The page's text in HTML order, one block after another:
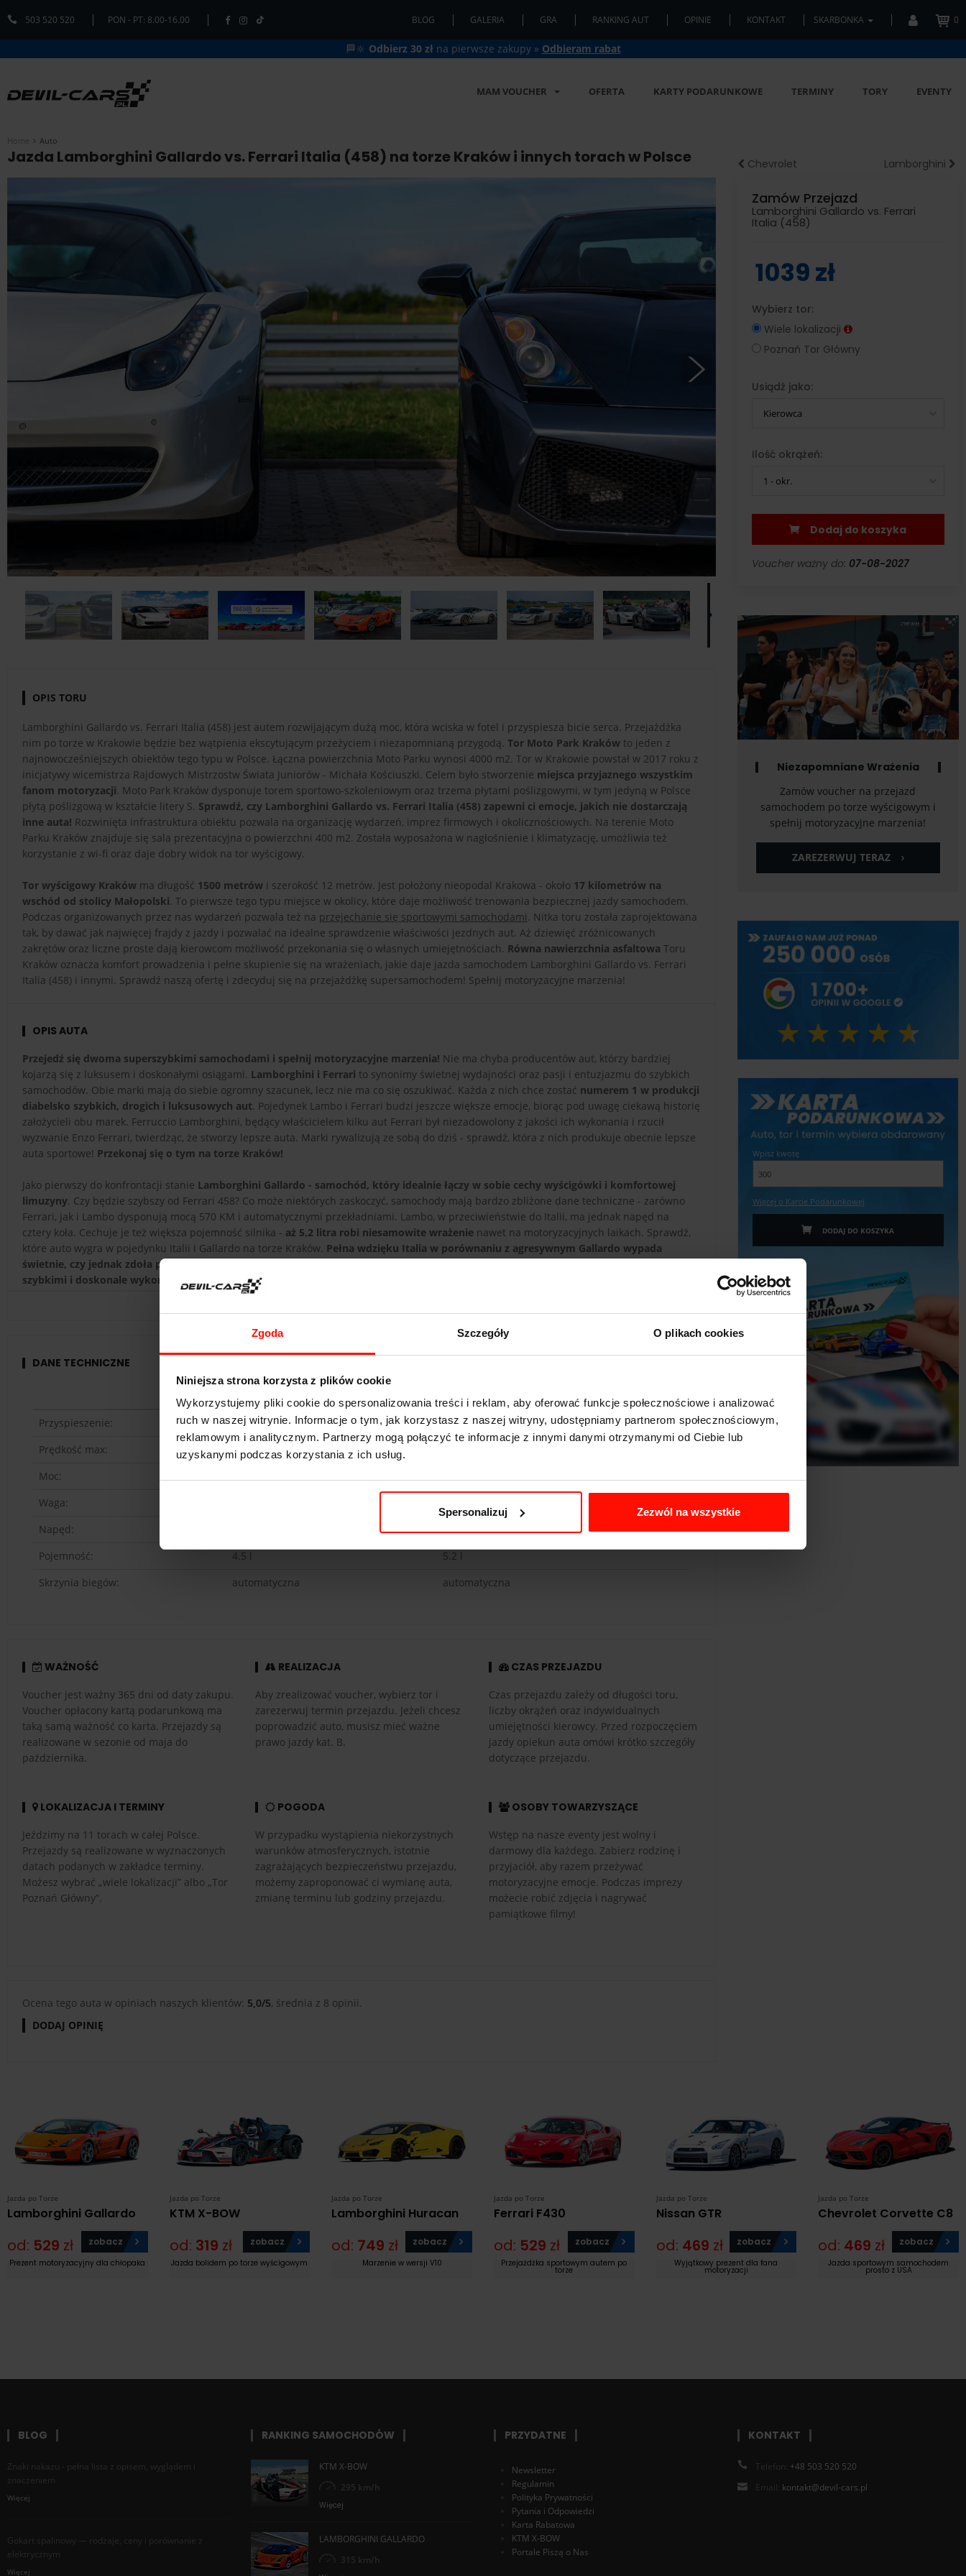
Zgoda Szczegóły O plikach cookies
Niniejsza strona korzysta z plików cookie
Wykorzystujemy pliki cookie do spersonalizowania treści i reklam, aby oferować funkcje społecznościowe i analizować
ruch w naszej witrynie. Informacje o tym, jak korzystasz z naszej witryny, udostępniamy partnerom społecznościowym,
reklamowym i analitycznym. Partnerzy mogą połączyć te informacje z innymi danymi otrzymanymi od Ciebie lub
uzyskanymi podczas korzystania z ich usług.
Spersonalizuj Zezwól na wszystkie
503 520 520 PON - PT: 8.00-16.00 BLOG GALERIA GRA RANKING AUT OPINIE KONTAKT SKARBONKA 0
🏁🔆 Odbierz 30 zł na pierwsze zakupy » Odbieram rabat
MAM VOUCHER OFERTA KARTY PODARUNKOWE TERMINY TORY EVENTY
Home Auto
Jazda Lamborghini Gallardo vs. Ferrari Italia (458) na torze Kraków i innych torach w Polsce
OPIS TORU
Lamborghini Gallardo vs. Ferrari Italia (458) jest autem rozwijającym dużą moc, która wciska w fotel i przyspiesza bicie serca. Przejażdżka
nim po torze w Krakowie będzie bez wątpienia ekscytującym przeżyciem i niezapomnianą przygodą. Tor Moto Park Kraków to jeden z
najnowocześniejszych obiektów tego typu w Polsce. Łączna powierzchnia Moto Parku wynosi 4000 m2. Tor w Krakowie powstał w 2017 roku z
inicjatywy wicemistrza Rajdowych Mistrzostw Świata Juniorów - Michała Kościuszki. Celem było stworzenie miejsca przyjaznego wszystkim
fanom motoryzacji. Moto Park Kraków dysponuje torem sportowo-szkoleniowym oraz trzema płytami poślizgowymi, w tym jedyną w Polsce
płytą poślizgową w kształcie litery S. Sprawdź, czy Lamborghini Gallardo vs. Ferrari Italia (458) zapewni ci emocje, jakich nie dostarczają
inne auta! Rozwinięta infrastruktura obiektu pozwala na organizację wydarzeń, imprez firmowych i okolicznościowych. Na terenie Moto
Parku Kraków znajduje się sala prezentacyjna o powierzchni 400 m2. Została wyposażona w nagłośnienie i klimatyzację, umożliwia też
korzystanie z wi-fi oraz daje dobry widok na tor wyścigowy.
Tor wyścigowy Kraków ma długość 1500 metrów i szerokość 12 metrów. Jest położony nieopodal Krakowa - około 17 kilometrów na
wschód od stolicy Małopolski. To pierwsze tego typu miejsce w okolicy, które daje możliwość trenowania bezpiecznej jazdy samochodem.
Podczas organizowanych przez nas wydarzeń pozwala też na przejechanie się sportowymi samochodami. Nitka toru została zaprojektowana
tak, by dawać jak najwięcej frajdy z jazdy i pozwalać na idealne sprawdzenie właściwości jezdnych aut. Aż dziewięć zróżnicowanych
zakrętów oraz liczne proste dają kierowcom możliwość przekonania się o własnych umiejętnościach. Równa nawierzchnia asfaltowa Toru
Kraków oznacza komfort prowadzenia i pełne skupienie się na wrażeniach, jakie daje jazda samochodem Lamborghini Gallardo vs. Ferrari
Italia (458) i innymi. Sprawdź naszą ofertę i zdecyduj się na przejażdżkę supersamochodem! Spełnij motoryzacyjne marzenia!
OPIS AUTA
Przejedź się dwoma superszybkimi samochodami i spełnij motoryzacyjne marzenia! Nie ma chyba producentów aut, którzy bardziej
kojarzą się z luksusem i doskonałymi osiągami. Lamborghini i Ferrari to synonimy świetnej wydajności oraz pasji i entuzjazmu do szybkich
samochodów. Obie marki mają do siebie ogromny szacunek, lecz nie ma co się oszukiwać. Każda z nich chce zostać numerem 1 w produkcji
diabelsko szybkich, drogich i luksusowych aut. Pojedynek Lambo i Ferrari budzi jeszcze większe emocje, biorąc pod uwagę ciekawą historię
założycieli obu marek. Ferruccio Lamborghini, będący właścicielem kilku aut Ferrari był niezadowolony z jakości ich wykonania i rzucił
wyzwanie Enzo Ferrari, twierdząc, że stworzy lepsze auta. Marki rywalizują ze sobą do dziś - sprawdź, która z nich produkuje obecnie lepsze
auta sportowe! Przekonaj się o tym na torze Kraków!
Jako pierwszy do konfrontacji stanie Lamborghini Gallardo - samochód, który idealnie łączy w sobie cechy wyścigówki i komfortowej
limuzyny. Czy będzie szybszy od Ferrari 458? Co może niektórych zaskoczyć, samochody mają bardzo zbliżone dane techniczne - zarówno
Ferrari, jak i Lambo dysponują mocą 570 KM i automatycznymi przekładniami. Lambo, w przeciwieństwie do Italii, ma jednak napęd na
cztery koła. Cechuje je też większa pojemność silnika - aż 5,2 litra robi niesamowite wrażenie nawet na motoryzacyjnych laikach. Sprawdź,
które auto wygra w pojedynku Italii i Gallardo na torze Kraków. Pełna wdzięku Italia w porównaniu z agresywnym Gallardo wypada
świetnie, czy jednak zdoła przekonać cię, że jest lepsza? Przekonaj się sam o tym, jak wiele frajdy da ci jazda tymi dwoma ekstremalnie
szybkimi i doskonale wykonanymi autami!
Jazdę Ferrari i Lamborghini możesz też podarować najbliższej osobie w formie vouchera
DANE TECHNICZNE
Przyspieszenie:
3.5 s do 100 km/h 3.4 s do 100 km/h
Prędkość max:
325 km/h
Moc:
Waga:
Napęd:
4x4
Pojemność:
4.5 l
5.2 l
Skrzynia biegów:
automatyczna automatyczna
WAŻNOŚĆ
Voucher jest ważny 365 dni od daty zakupu.
Voucher opłacony kartą podarunkową ma
taką samą ważność co karta. Przejazdy są
realizowane w sezonie od maja do
października.
REALIZACJA
Aby zrealizować voucher, wybierz tor i
zarezerwuj termin przejazdu. Jeżeli chcesz
poprowadzić auto, musisz mieć ważne
prawo jazdy kat. B.
CZAS PRZEJAZDU
Czas przejazdu zależy od długości toru,
liczby okrążeń oraz indywidualnych
umiejętności kierowcy. Przed rozpoczęciem
jazdy opiekun auta omówi krótko szczegóły
dotyczące przejazdu.
LOKALIZACJA I TERMINY
Jeździmy na 11 torach w całej Polsce.
Przejazdy są realizowane w wyznaczonych
datach podanych w zakładce terminy.
Możesz wybrać „wiele lokalizacji” albo „Tor
Poznań Główny”.
POGODA
W przypadku wystąpienia niekorzystnych
warunków atmosferycznych, istotnie
zagrażających bezpieczeństwu przejazdu,
możemy zaproponować ci wymianę auta,
zmianę terminu lub godziny przejazdu.
OSOBY TOWARZYSZĄCE
Wstęp na nasze eventy jest wolny i
darmowy dla każdego. Zabierz rodzinę i
przyjaciół, aby razem przeżywać
motoryzacyjne emocje. Podczas imprezy
możecie robić zdjęcia i nagrywać
pamiątkowe filmy!
Ocena tego auta w opiniach naszych klientów: 5,0/5, średnia z 8 opinii.
DODAJ OPINIĘ
Chevrolet Lamborghini
Zamów Przejazd
Lamborghini Gallardo vs. Ferrari
Italia (458)
1039 zł
Wybierz tor:
Wiele lokalizacji
Poznań Tor Główny
Usiądź jako:
Kierowca
Ilość okrążeń:
1 - okr.
Dodaj do koszyka
Voucher ważny do: 07-08-2027
Niezapomniane Wrażenia
Zamów voucher na przejazd
samochodem po torze wyścigowym i
spełnij motoryzacyjne marzenia!
ZAREZERWUJ TERAZ
Wpisz kwotę
Więcej o Karcie Podarunkowej
DODAJ DO KOSZYKA
Jazda po Torze
Lamborghini Gallardo
od: 529 zł zobacz
Prezent motoryzacyjny dla chłopaka
Jazda po Torze
KTM X-BOW
od: 319 zł zobacz
Jazda bolidem po torze wyścigowym
Jazda po Torze
Lamborghini Huracan
od: 749 zł zobacz
Marzenie w wersji V10
Jazda po Torze
Ferrari F430
od: 529 zł zobacz
Przejażdżka sportowym autem po
torze
Jazda po Torze
Nissan GTR
od: 469 zł zobacz
Wyjątkowy prezent dla fana
motoryzacji
Jazda po Torze
Chevrolet Corvette C8
od: 469 zł zobacz
Jazda sportowym samochodem
prosto z USA
BLOG
Znaki nakazu - pełna lista z opisem, wyglądem i
znaczeniem
Więcej
Gokart spalinowy — rodzaje, ceny i porównanie z
elektrycznym
Więcej
RANKING SAMOCHODÓW
KTM X-BOW
295 km/h
Więcej
LAMBORGHINI GALLARDO
315 km/h
PRZYDATNE
Newsletter
Regulamin
Polityka Prywatności
Pytania i Odpowiedzi
Karta Rabatowa
KTM X-BOW
Portale Piszą o Nas
KONTAKT
Telefon: +48 503 520 520
Email: kontakt@devil-cars.pl